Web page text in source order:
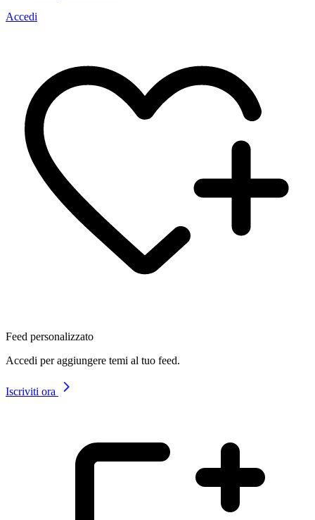
Accedi
Feed personalizzato
Accedi per aggiungere temi al tuo feed.
Iscriviti ora